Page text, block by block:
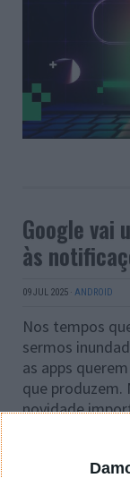
Google vai
às
09 JUL 2025 · ANDROID
Nos tempos
sermos
as apps
que produzem.
novidade
Google vai
notificações